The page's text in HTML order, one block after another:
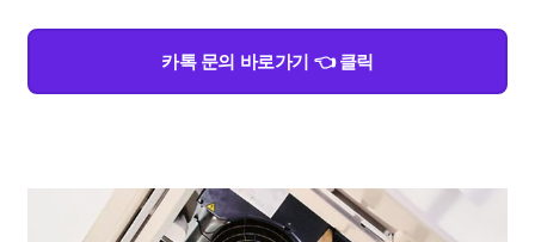
카톡 문의 바로가기 👈 클릭